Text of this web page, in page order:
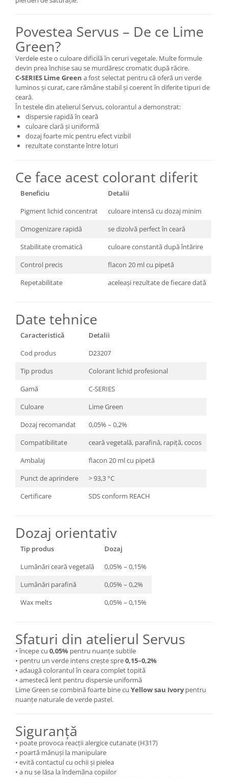
Povestea Servus – De ce Lime
Green?
Verdele este o culoare dificilă în ceruri vegetale. Multe formule
devin prea închise sau se murdăresc cromatic după răcire.
C-SERIES Lime Green a fost selectat pentru că oferă un verde
luminos și curat, care rămâne stabil și coerent în diferite tipuri de
ceară.
În testele din atelierul Servus, colorantul a demonstrat:
dispersie rapidă în ceară
culoare clară și uniformă
dozaj foarte mic pentru efect vizibil
rezultate constante între loturi
Ce face acest colorant diferit
Beneficiu
Detalii
Pigment lichid concentrat
culoare intensă cu dozaj minim
Omogenizare rapidă
se dizolvă perfect în ceară
Stabilitate cromatică
culoare constantă după întărire
Control precis
flacon 20 ml cu pipetă
Repetabilitate
aceleași rezultate de fiecare dată
Date tehnice
Caracteristică
Detalii
Cod produs
D23207
Tip produs
Colorant lichid profesional
Gamă
C-SERIES
Culoare
Lime Green
Dozaj recomandat
0,05% – 0,2%
Compatibilitate
ceară vegetală, parafină, rapiță, cocos
Ambalaj
flacon 20 ml cu pipetă
Punct de aprindere
> 93,3 °C
Certificare
SDS conform REACH
Dozaj orientativ
Tip produs
Dozaj
Lumânări ceară vegetală
0,05% – 0,15%
Lumânări parafină
0,05% – 0,2%
Wax melts
0,05% – 0,15%
Sfaturi din atelierul Servus
• începe cu 0,05% pentru nuanțe subtile
• pentru un verde intens crește spre0,15–0,2%
• adaugă colorantul în ceara complet topită
• amestecă lent pentru dispersie uniformă
Lime Green se combină foarte bine cu Yellow sau Ivorypentru
nuanțe naturale de verde pastel.
Siguranță
• poate provoca reacții alergice cutanate (H317)
• poartă mănuși la manipulare
• evită contactul cu ochii și pielea
• a nu se lăsa la îndemâna copiilor